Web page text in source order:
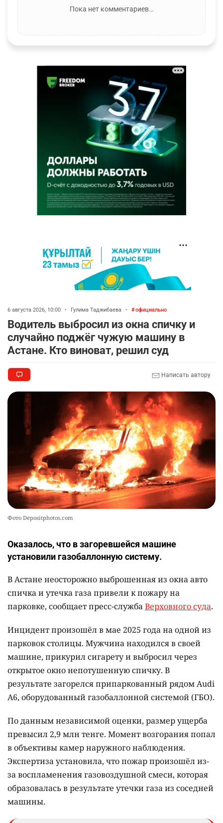
Пока нет комментариев…
6 августа 2026, 10:00 • Гулима Таджибаева • официально
Водитель выбросил из окна спичку и
случайно поджёг чужую машину в
Астане. Кто виноват, решил суд
Написать автору
Фото Depositphotos.com
Оказалось, что в загоревшейся машине
установили газобаллонную систему.
В Астане неосторожно выброшенная из окна авто
спичка и утечка газа привели к пожару на
парковке, сообщает пресс-службаВерховного суда.
Инцидент произошёл в мае 2025 года на одной из
парковок столицы. Мужчина находился в своей
машине, прикурил сигарету и выбросил через
открытое окно непотушенную спичку. В
результате загорелся припаркованный рядом Audi
A6, оборудованный газобаллонной системой (ГБО).
По данным независимой оценки, размер ущерба
превысил 2,9 млн тенге. Момент возгорания попал
в объективы камер наружного наблюдения.
Экспертиза установила, что пожар произошёл из-
за воспламенения газовоздушной смеси, которая
образовалась в результате утечки газа из соседней
машины.